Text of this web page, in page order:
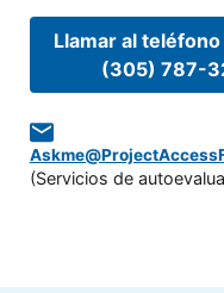
Llamar al
(305) 787-
(Servicios de